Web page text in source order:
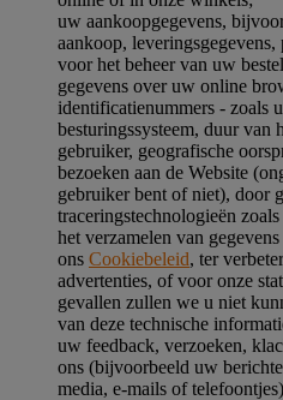
uw aankoopgegevens,
aankoop,
voor het beheer van uw
gegevens over uw online
identificatienummers - zoals
besturingssysteem, duur van
gebruiker, geografische
bezoeken aan de Website
gebruiker bent of niet), door
traceringstechnologieën
het verzamelen van
ons Cookiebeleid, ter
advertenties, of voor onze
gevallen zullen we u niet
van deze technische
uw feedback, verzoeken,
ons (bijvoorbeeld uw
media, e-mails of